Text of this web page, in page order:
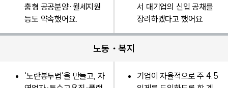
춤형 공공분양·월세지원
등도 약속했어요.
서 대기업의 신입 공채를
장려하겠다고 했어요.
노동・복지
‘노란봉투법’을 만들고, 자
기업이 자율적으로 주 4.5